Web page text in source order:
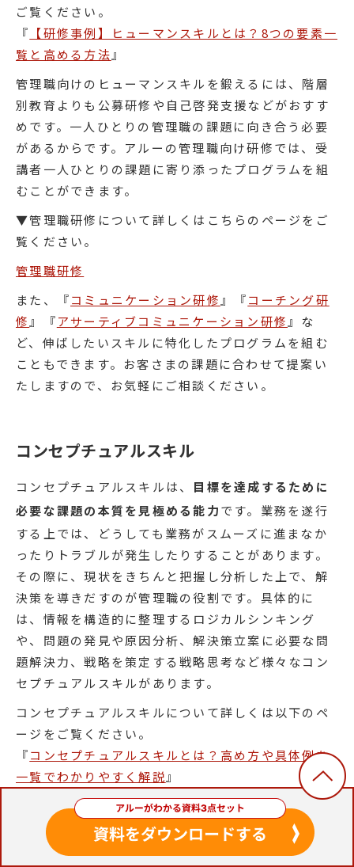
ご覧ください。
『 【研修事例】ヒューマンスキルとは？8つの要素一
覧と高める方法 』
管理職向けのヒューマンスキルを鍛えるには、階層
別教育よりも公募研修や自己啓発支援などがおすす
めです。一人ひとりの管理職の課題に向き合う必要
があるからです。アルーの管理職向け研修では、受
講者一人ひとりの課題に寄り添ったプログラムを組
むことができます。
▼管理職研修について詳しくはこちらのページをご
覧ください。
管理職研修
また、『コミュニケーション研修 』『コーチング研
修 』『アサーティブコミュニケーション研修 』な
ど、伸ばしたいスキルに特化したプログラムを組む
こともできます。お客さまの課題に合わせて提案い
たしますので、お気軽にご相談ください。
コンセプチュアルスキル
コンセプチュアルスキルは、 目標を達成するために
必要な課題の本質を見極める能力です。業務を遂行
する上では、どうしても業務がスムーズに進まなか
ったりトラブルが発生したりすることがあります。
その際に、現状をきちんと把握し分析した上で、解
決策を導きだすのが管理職の役割です。具体的に
は、情報を構造的に整理するロジカルシンキング
や、問題の発見や原因分析、解決策立案に必要な問
題解決力、戦略を策定する戦略思考など様々なコン
セプチュアルスキルがあります。
コンセプチュアルスキルについて詳しくは以下のペ
ージをご覧ください。
『コンセプチュアルスキルとは？高め方や具体例を
一覧でわかりやすく解説』
若手社員向けのコンセプチュアルスキル研修は行っ
ているが、管理職向けのコンセプチュアルスキル研
修は行なっていないというケースもあると思いま